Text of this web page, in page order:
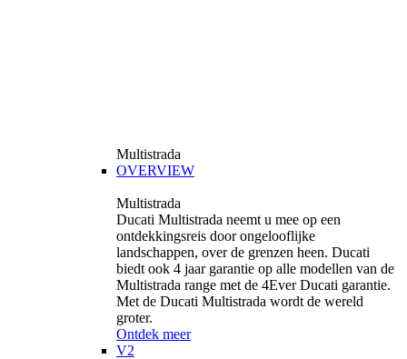
Multistrada
OVERVIEW
Multistrada
Ducati Multistrada neemt u mee op een
ontdekkingsreis door ongelooflijke
landschappen, over de grenzen heen. Ducati
biedt ook 4 jaar garantie op alle modellen van de
Multistrada range met de 4Ever Ducati garantie.
Met de Ducati Multistrada wordt de wereld
groter.
Ontdek meer
V2